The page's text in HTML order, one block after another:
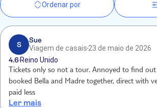
Ordenar por
S
Sue
Viagem de casais 23 de maio de 2026
4.6 Reino Unido
Tickets only so not a tour. Annoyed to find
booked Bella and Madre together, direct with
paid less
Ler mais